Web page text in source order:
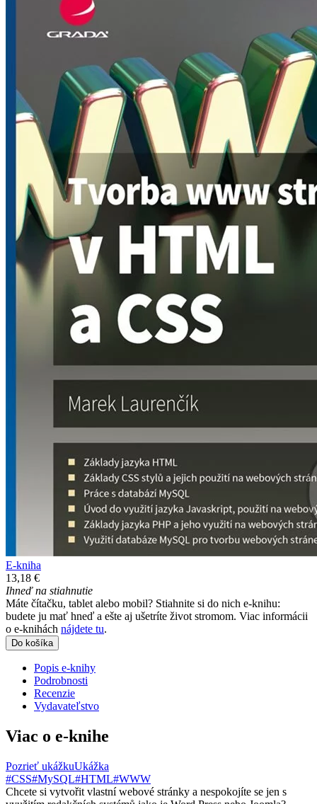
E-kniha
13,18 €
Ihneď na stiahnutie
Máte čítačku, tablet alebo mobil? Stiahnite si do nich e-knihu:
budete ju mať hneď a ešte aj ušetríte život stromom. Viac informácii
o e-knihách nájdete tu.
Do košíka
Popis e-knihy
Podrobnosti
Recenzie
Vydavateľstvo
Viac o e-knihe
Pozrieť ukážkuUkážka
#CSS#MySQL#HTML#WWW
Chcete si vytvořit vlastní webové stránky a nespokojíte se jen s